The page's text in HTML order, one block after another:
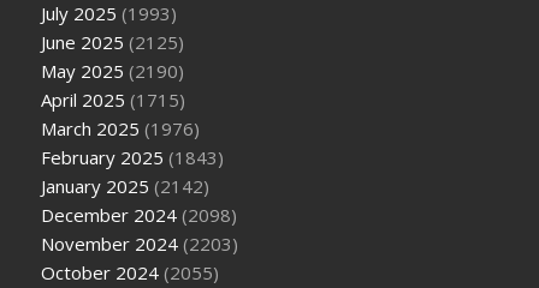
July 2025 (1993)
June 2025 (2125)
May 2025 (2190)
April 2025 (1715)
March 2025 (1976)
February 2025 (1843)
January 2025 (2142)
December 2024 (2098)
November 2024 (2203)
October 2024 (2055)